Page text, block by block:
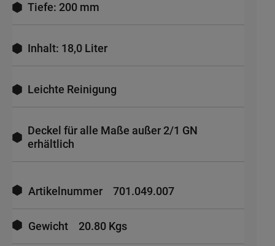
Tiefe: 200 mm
Inhalt: 18,0 Liter
Leichte Reinigung
Deckel für alle Maße außer 2/1 GN
erhältlich
Informationen
Artikelnummer 701.049.007
Gewicht 20.80 Kgs